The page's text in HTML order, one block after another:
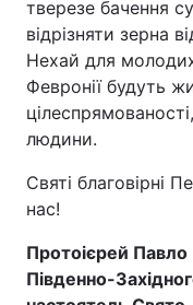
тверезе бачення
відрізняти зерна
Нехай для
Февронії будуть
людини.
Святі благовірні
нас!
Протоієрей
Південно-